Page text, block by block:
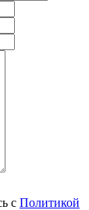
с Политикой